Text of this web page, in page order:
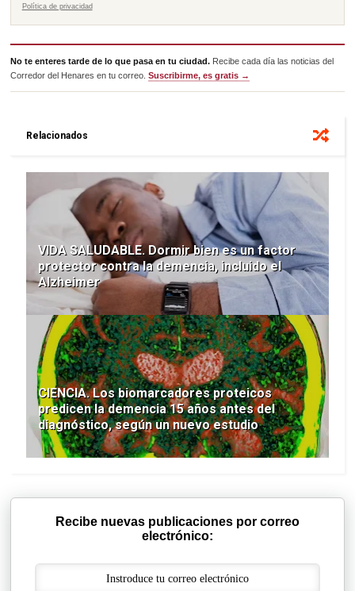
Política de privacidad
No te enteres tarde de lo que pasa en tu ciudad. Recibe cada día las noticias del
Corredor del Henares en tu correo.Suscribirme, es gratis →
Relacionados
VIDA SALUDABLE. Dormir bien es un factor
protector contra la demencia, incluido el
Alzheimer
CIENCIA. Los biomarcadores proteicos
predicen la demencia 15 años antes del
diagnóstico, según un nuevo estudio
Recibe nuevas publicaciones por correo
electrónico: